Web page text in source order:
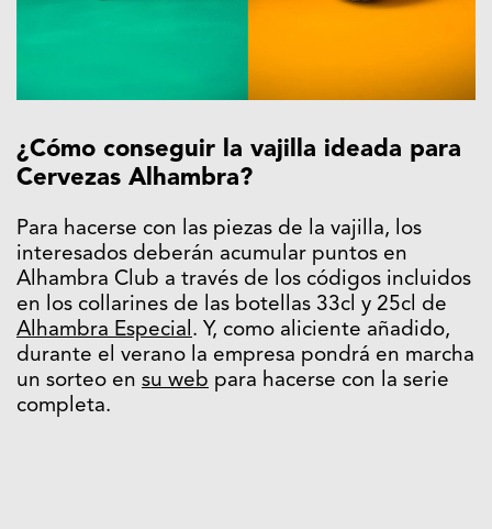
¿Cómo conseguir la vajilla ideada para
Cervezas Alhambra?
Para hacerse con las piezas de la vajilla, los
interesados deberán acumular puntos en
Alhambra Club a través de los códigos incluidos
en los collarines de las botellas 33cl y 25cl de
Alhambra Especial. Y, como aliciente añadido,
durante el verano la empresa pondrá en marcha
un sorteo en su web para hacerse con la serie
completa.